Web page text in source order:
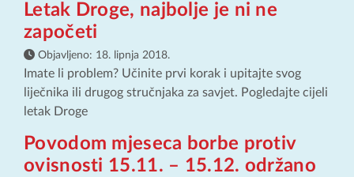
Letak Droge, najbolje je ni ne
započeti
Objavljeno: 18. lipnja 2018.
Imate li problem? Učinite prvi korak i upitajte svog
liječnika ili drugog stručnjaka za savjet. Pogledajte cijeli
letak Droge
Povodom mjeseca borbe protiv
ovisnosti 15.11. – 15.12. održano